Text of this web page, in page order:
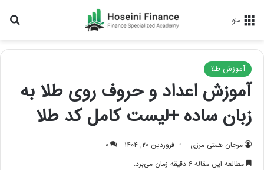
منو
آموزش طلا
آموزش اعداد و حروف روی طلا به
زبان ساده +لیست کامل کد طلا
مرجان همتی مرزی فروردین ۲۰, ۱۴۰۴
۰
مطالعه این مقاله ۶ دقیقه زمان می‌برد.